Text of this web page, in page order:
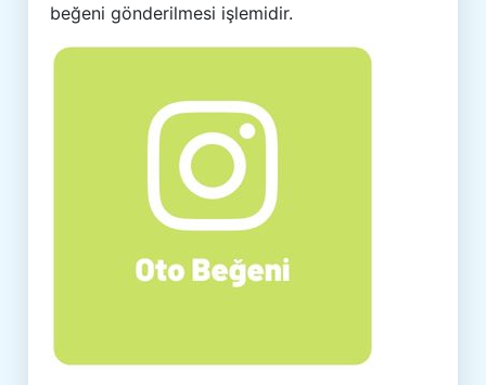
beğeni gönderilmesi işlemidir.